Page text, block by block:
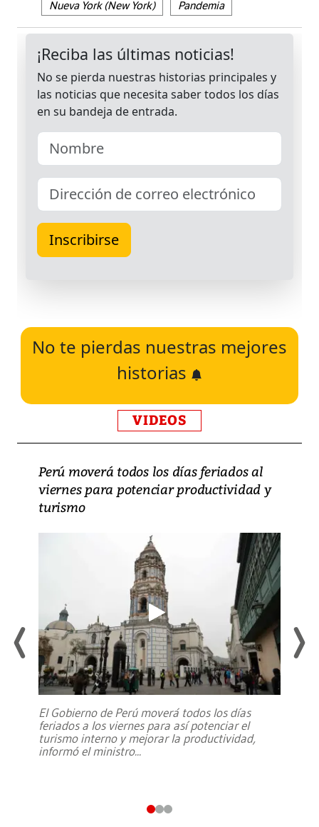
Nueva York (New York) Pandemia
No te pierdas nuestras mejores
historias
VIDEOS
Perú moverá todos los días feriados al
viernes para potenciar productividad y
turismo
El Gobierno de Perú moverá todos los días
feriados a los viernes para así potenciar el
turismo interno y mejorar la productividad,
informó el ministro...